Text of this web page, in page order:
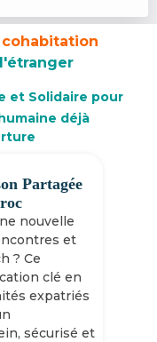
et Solidaire pour
déjà
Partagée
nouvelle
et
? Ce
clé en
expatriés
sécurisé et